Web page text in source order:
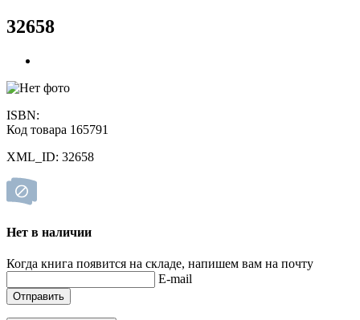
32658
ISBN:
Код товара 165791
XML_ID: 32658
Нет в наличии
Когда книга появится на складе, напишем вам на почту
E-mail
Отправить